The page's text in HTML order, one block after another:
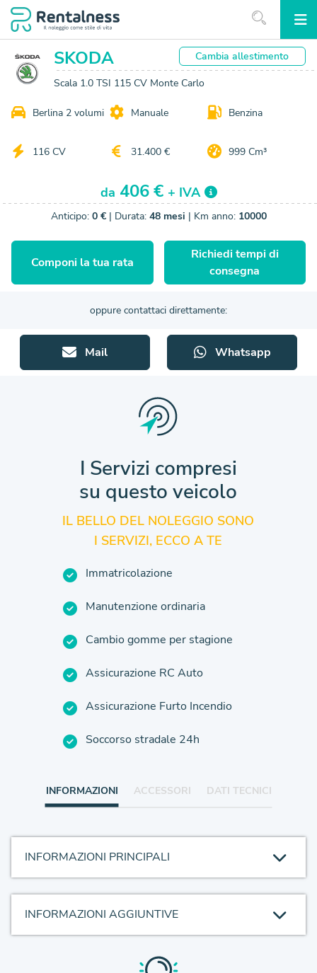
SKODA
Scala 1.0 TSI 115 CV Monte Carlo
Cambiaallestimento
Berlina 2 volumi Manuale Benzina
116 CV 31.400 € 999 Cm³
da 406 € + IVA
Anticipo: 0 €| Durata: 48 mesi | Km anno: 10000
Componi la tua rata
Richiedi tempi di
consegna
oppure contattaci direttamente:
Mail Whatsapp
I Servizi compresi
su questo veicolo
IL BELLO DEL NOLEGGIO SONO
I SERVIZI, ECCO A TE
Immatricolazione
Manutenzione ordinaria
Cambio gomme per stagione
Assicurazione RC Auto
Assicurazione Furto Incendio
Soccorso stradale 24h
INFORMAZIONI ACCESSORI DATI TECNICI
INFORMAZIONI PRINCIPALI
INFORMAZIONI AGGIUNTIVE